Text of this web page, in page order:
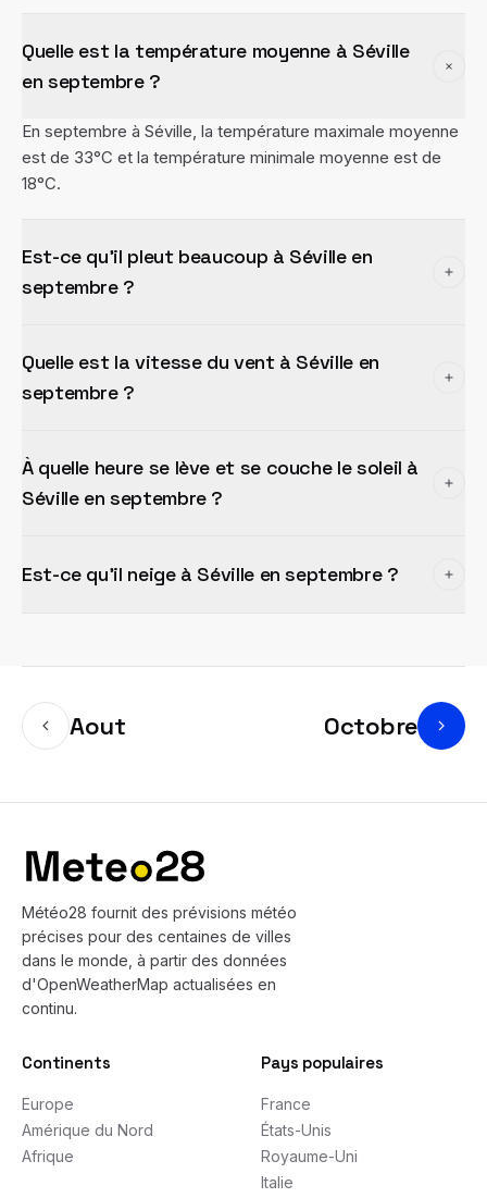
Quelle est la température moyenne à Séville
en septembre ?
En septembre à Séville, la température maximale moyenne
est de 33°C et la température minimale moyenne est de
18°C.
Est-ce qu'il pleut beaucoup à Séville en
septembre ?
Quelle est la vitesse du vent à Séville en
septembre ?
À quelle heure se lève et se couche le soleil à
Séville en septembre ?
Est-ce qu'il neige à Séville en septembre ?
Aout Octobre
Météo28 fournit des prévisions météo
précises pour des centaines de villes
dans le monde, à partir des données
d'OpenWeatherMap actualisées en
continu.
Continents
Europe
Amérique du Nord
Afrique
Pays populaires
France
États-Unis
Royaume-Uni
Italie